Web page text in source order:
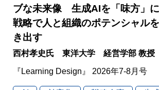
ブな未来像 生成AIを「味方」
戦略で人と組織のポテンシャル
き出す
西村孝史氏 東洋大学 経営学部 教授
『Learning Design』 2026年7-8月号